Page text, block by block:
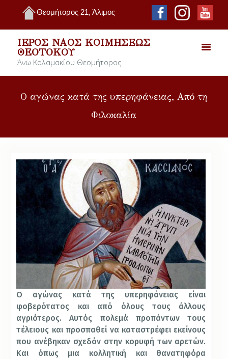
Θεομήτορος 21, Άλιμος
ΙΕΡΌΣ ΝΑΌΣ ΚΟΙΜΉΣΕΩΣ
ΘΕΟΤΌΚΟΥ
Άνω Καλαμακίου Θεομήτορος
Ο αγώνας κατά της υπερηφάνειας, Από τη
Φιλοκαλία
Ο αγώνας κατά της υπερηφάνειας είναι
φοβερότατος και από όλους τους άλλους
αγριότερος. Αυτός πολεμά προπάντων τους
τέλειους και προσπαθεί να καταστρέφει εκείνους
που ανέβηκαν σχεδόν στην κορυφή των αρετών.
Και όπως μια κολλητική και θανατηφόρα